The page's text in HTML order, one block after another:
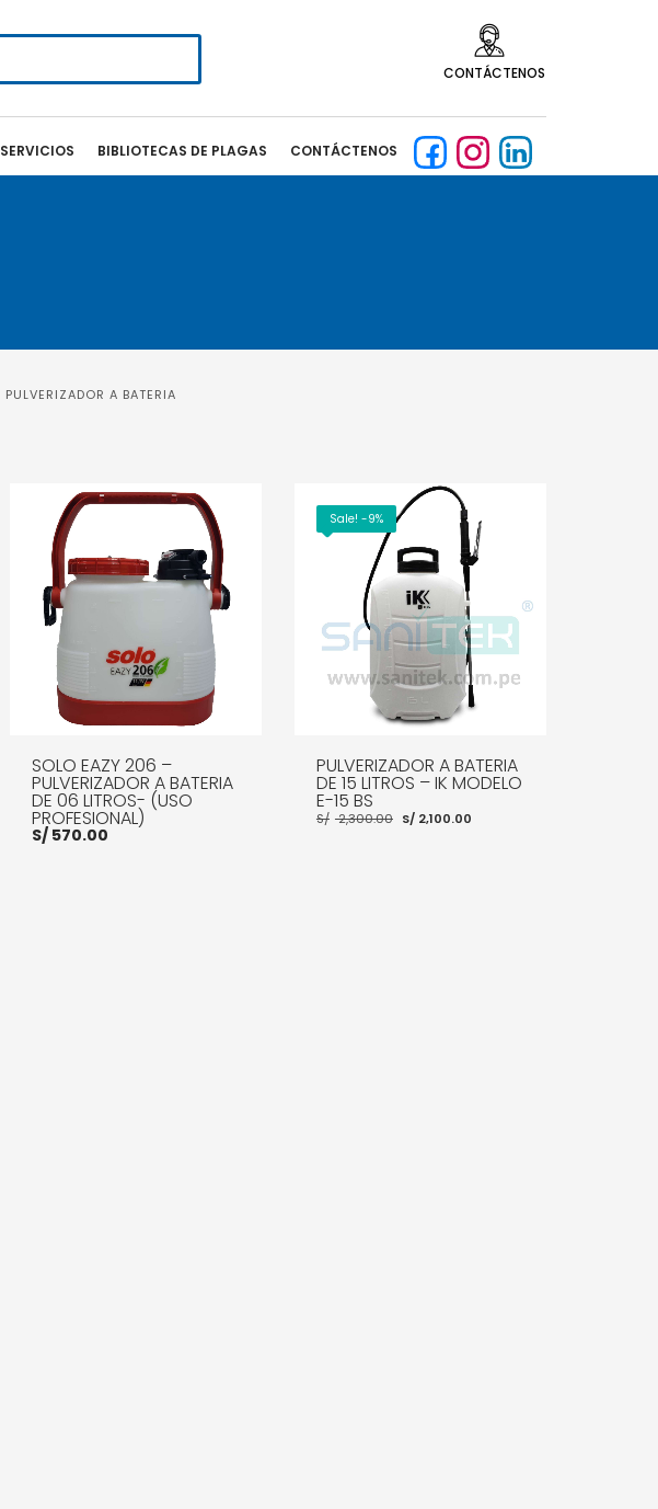
CONTÁCTENOS
SERVICIOS BIBLIOTECAS DE PLAGAS CONTÁCTENOS
PULVERIZADOR A BATERIA
SOLO EAZY 206 –
PULVERIZADOR A BATERIA
DE 06 LITROS- (USO
PROFESIONAL)
S/570.00
Sale! -9%
PULVERIZADOR A BATERIA
DE 15 LITROS – IK MODELO
E-15 BS
S/ 2,300.00 El
precio
S/2,100.00El